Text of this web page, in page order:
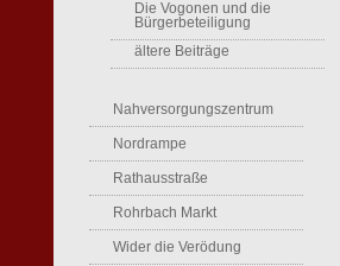
Die Vogonen und die
Bürgerbeteiligung
ältere Beiträge
Nahversorgungszentrum
Nordrampe
Rathausstraße
Rohrbach Markt
Wider die Verödung